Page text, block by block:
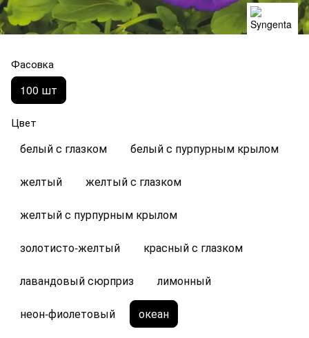
Фасовка
100 шт
Цвет
белый с глазком белый с пурпурным крылом
желтый желтый с глазком
желтый с пурпурным крылом
золотисто-желтый красный с глазком
лавандовый сюрприз лимонный
неон-фиолетовый океан